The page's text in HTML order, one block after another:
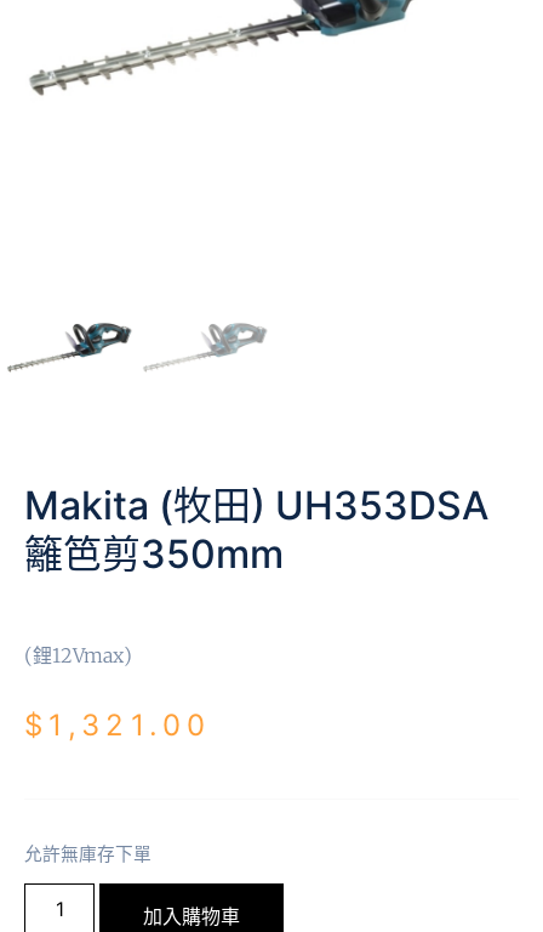
Makita (牧田) UH353DSA
籬笆剪350mm
(鋰12Vmax)
$ 1,321.00
允許無庫存下單
加入購物車